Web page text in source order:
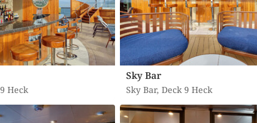
Heck
Sky Bar
Sky Bar, Deck 9 Heck